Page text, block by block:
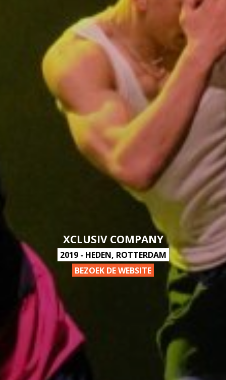
XCLUSIV COMPANY
2019 - HEDEN, ROTTERDAM
BEZOEK DE WEBSITE